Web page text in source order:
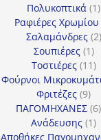
Πολυκοπτικά 11
Ραφιέρες Χρωμίου
Σαλαμάνδρες 22
Σουπιέρες 11
Τοστιέρες 1111
Φούρνοι
Φριτέζες 99
ΠΑΓΟΜΗΧΑΝΕΣ 66
Ανάδευσης 11
Αποθήκες